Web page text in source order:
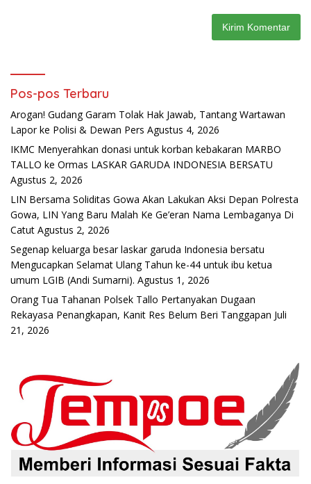
Pos-pos Terbaru
Arogan! Gudang Garam Tolak Hak Jawab, Tantang Wartawan
Lapor ke Polisi & Dewan Pers Agustus 4, 2026
IKMC Menyerahkan donasi untuk korban kebakaran MARBO
TALLO ke Ormas LASKAR GARUDA INDONESIA BERSATU
Agustus 2, 2026
LIN Bersama Soliditas Gowa Akan Lakukan Aksi Depan Polresta
Gowa, LIN Yang Baru Malah Ke Ge’eran Nama Lembaganya Di
Catut Agustus 2, 2026
Segenap keluarga besar laskar garuda Indonesia bersatu
Mengucapkan Selamat Ulang Tahun ke-44 untuk ibu ketua
umum LGIB (Andi Sumarni). Agustus 1, 2026
Orang Tua Tahanan Polsek Tallo Pertanyakan Dugaan
Rekayasa Penangkapan, Kanit Res Belum Beri Tanggapan Juli
21, 2026